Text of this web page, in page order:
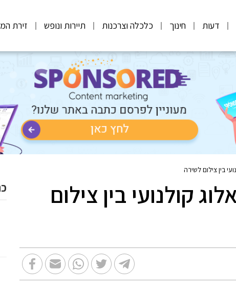
דעות חינוך כלכלה וצרכנות תיירות ונופש זירת
בין צילום לשירה
קולנועי בין צילום